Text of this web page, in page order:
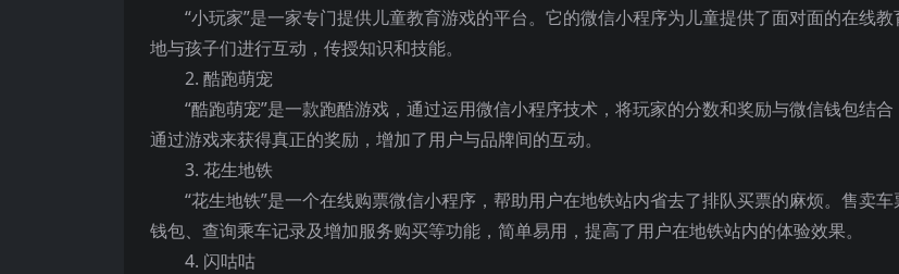
“小玩家”是一家专门提供儿童教育游戏的平台。它的微信小程序为儿童提供了面对面的在线
地与孩子们进行互动，传授知识和技能。
2. 酷跑萌宠
“酷跑萌宠”是一款跑酷游戏，通过运用微信小程序技术，将玩家的分数和奖励与微信钱包结
通过游戏来获得真正的奖励，增加了用户与品牌间的互动。
3. 花生地铁
“花生地铁”是一个在线购票微信小程序，帮助用户在地铁站内省去了排队买票的麻烦。售卖
钱包、查询乘车记录及增加服务购买等功能，简单易用，提高了用户在地铁站内的体验效果。
4. 闪咕咕